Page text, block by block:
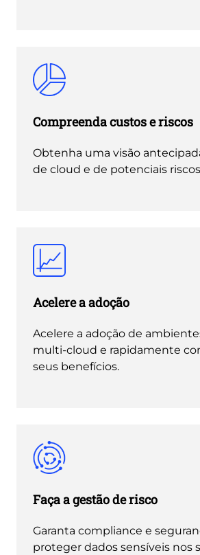
Compreenda custos e riscos
Obtenha uma visão
de cloud e de potenciais
Acelere a adoção
Acelere a adoção de
multi-cloud e rapidamente
seus benefícios.
Faça a gestão de risco
Garanta compliance e
proteger dados sensíveis nos